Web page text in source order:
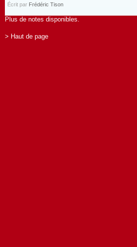
Écrit par Frédéric Tison
Plus de notes disponibles.
> Haut de page